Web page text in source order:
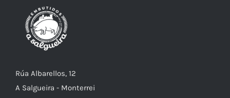
Rúa Albarellos, 12
A Salgueira - Monterrei